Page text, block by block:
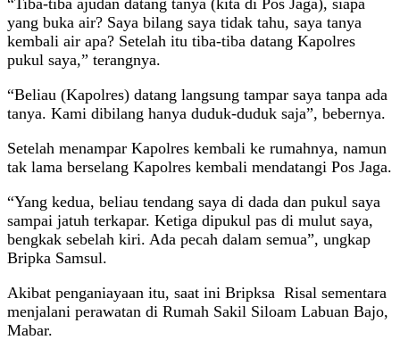
yang buka air? Saya bilang saya tidak tahu, saya tanya
kembali air apa? Setelah itu tiba-tiba datang Kapolres
pukul saya,” terangnya.
“Beliau (Kapolres) datang langsung tampar saya tanpa ada
tanya. Kami dibilang hanya duduk-duduk saja”, bebernya.
Setelah menampar Kapolres kembali ke rumahnya, namun
tak lama berselang Kapolres kembali mendatangi Pos Jaga.
“Yang kedua, beliau tendang saya di dada dan pukul saya
sampai jatuh terkapar. Ketiga dipukul pas di mulut saya,
bengkak sebelah kiri. Ada pecah dalam semua”, ungkap
Bripka Samsul.
Akibat penganiayaan itu, saat ini Bripksa Risal sementara
menjalani perawatan di Rumah Sakil Siloam Labuan Bajo,
Mabar.